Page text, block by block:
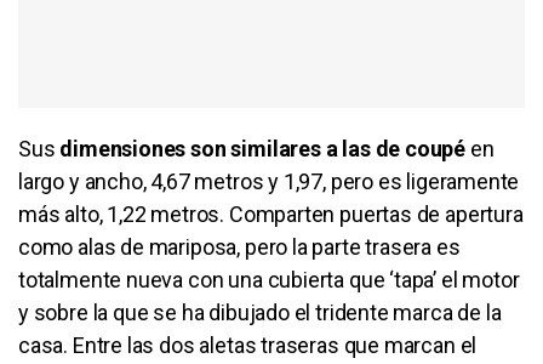
Sus dimensiones son similares a las de coupé en
largo y ancho, 4,67 metros y 1,97, pero es ligeramente
más alto, 1,22 metros. Comparten puertas de apertura
como alas de mariposa, pero la parte trasera es
totalmente nueva con una cubierta que ‘tapa’ el motor
y sobre la que se ha dibujado el tridente marca de la
casa. Entre las dos aletas traseras que marcan el